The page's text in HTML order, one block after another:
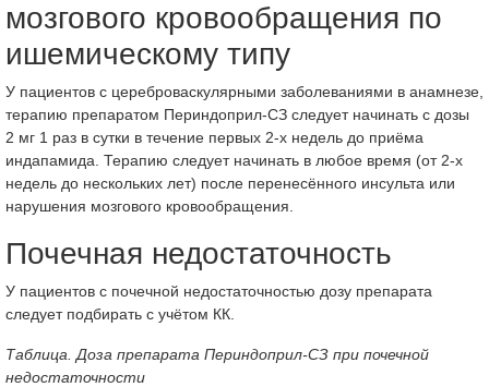
мозгового кровообращения по
ишемическому типу
У пациентов с цереброваскулярными заболеваниями в анамнезе,
терапию препаратом Периндоприл-СЗ следует начинать с дозы
2 мг 1 раз в сутки в течение первых 2-х недель до приёма
индапамида. Терапию следует начинать в любое время (от 2-х
недель до нескольких лет) после перенесённого инсульта или
нарушения мозгового кровообращения.
Почечная недостаточность
У пациентов с почечной недостаточностью дозу препарата
следует подбирать с учётом КК.
Таблица. Доза препарата Периндоприл-СЗ при почечной
недостаточности